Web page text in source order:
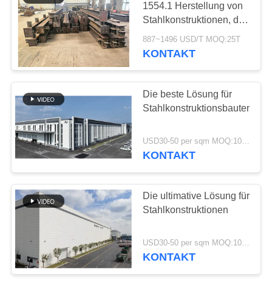
DATENSCHUTZRICHTLINIE
Stahl Fabrication
Dienstleistungen
strukturelle
Stahlträger
12
1554.1 Herstellung von
Stahlkonstruktionen, die
vollständig mit den
australischen Normen
(AS NZS)
übereinstimmen
887~1496 USD/T MOQ:25T
KONTAKT
Die beste Lösung für
Stahlkonstruktionsbauten
USD30-50 per sqm MOQ:1000 m²
KONTAKT
Die ultimative Lösung für
Stahlkonstruktionen
USD30-50 per sqm MOQ:1000 m²
KONTAKT